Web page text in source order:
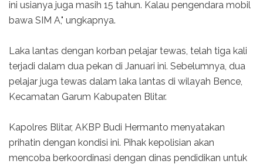
ini usianya juga masih 15 tahun. Kalau pengendara mobil
bawa SIM A," ungkapnya.
Laka lantas dengan korban pelajar tewas, telah tiga kali
terjadi dalam dua pekan di Januari ini. Sebelumnya, dua
pelajar juga tewas dalam laka lantas di wilayah Bence,
Kecamatan Garum Kabupaten Blitar.
Kapolres Blitar, AKBP Budi Hermanto menyatakan
prihatin dengan kondisi ini. Pihak kepolisian akan
mencoba berkoordinasi dengan dinas pendidikan untuk